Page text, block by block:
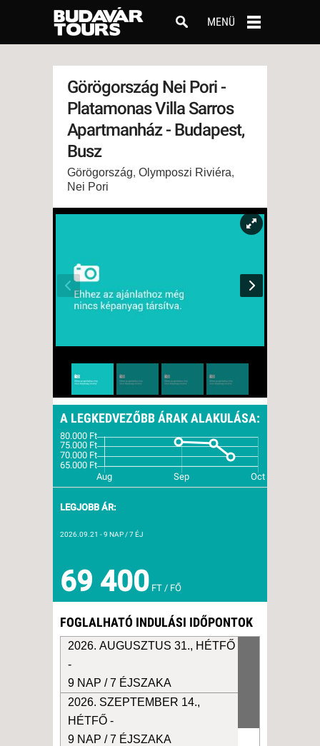
MENÜ
Görögország Nei Pori -
Platamonas Villa Sarros
Apartmanház - Budapest,
Busz
Görögország, Olymposzi Riviéra,
Nei Pori
A LEGKEDVEZŐBB ÁRAK ALAKULÁSA:
LEGJOBB ÁR:
2026.09.21 - 9 NAP / 7 ÉJ
69 400 FT / FŐ
FOGLALHATÓ INDULÁSI IDŐPONTOK
2026. AUGUSZTUS 31., HÉTFŐ
-
9 NAP / 7 ÉJSZAKA
2026. SZEPTEMBER 14.,
HÉTFŐ -
9 NAP / 7 ÉJSZAKA